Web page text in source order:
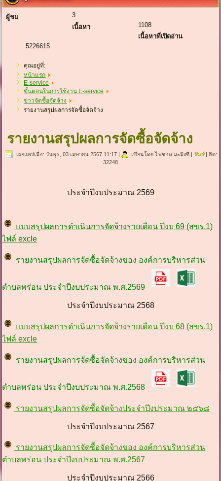
ผู้ชม
3
เนื้อหา
1108
เนื้อหาที่เปิดอ่าน
5226615
คุณอยู่ที่:
หน้าแรก
E-service
ขั้นตอนในการใช้งาน E-service
ข่าวจัดซื้อจัดจ้าง
รายงานสรุปผลการจัดซื้อจัดจ้าง
รายงานสรุปผลการจัดซื้อจัดจ้าง
เผยแพร่เมื่อ: วันพุธ, 03 เมษายน 2567 11:17| เขียนโดย ไฟซอล มะมิงซี| พิมพ์ | ฮิต:
32248
ประจำปีงบประมาณ 2569
แบบสรุปผลการดำเนินการจัดจ้างรายเดือน ปีงบ 69 (สขร.1)
ไฟล์ excle
รายงานสรุปผลการจัดซื้อจัดจ้างของ องค์การบริหารส่วน
ตำบลพร่อน ประจำปีงบประมาณ พ.ศ.2569
ประจำปีงบประมาณ 2568
แบบสรุปผลการดำเนินการจัดจ้างรายเดือน ปีงบ 68 (สขร.1)
ไฟล์ excle
รายงานสรุปผลการจัดซื้อจัดจ้างของ องค์การบริหารส่วน
ตำบลพร่อน ประจำปีงบประมาณ พ.ศ.2568
รายงานสรุปผลการจัดซื้อจัดจ้างประจำปีงประมาณ ๒๕๖๘
ประจำปีงบประมาณ 2567
รายงานสรุปผลการจัดซื้อจัดจ้างของ องค์การบริหารส่วน
ตำบลพร่อน ประจำปีงบประมาณ พ.ศ.2567
ประจำปีงบประมาณ 2566